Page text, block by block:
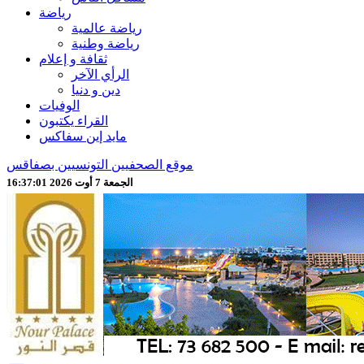
رياضة
رياضة عالمية
رياضة وطنية
ثقافة و إعلام
الرأي الآخر
دين و دنيا
الوفيات
القراء يكتبون
مايد إين سفاكس
موقع الصحفيين التونسيين بصفاقس
الجمعة 7 أوت 2026 16:37:03